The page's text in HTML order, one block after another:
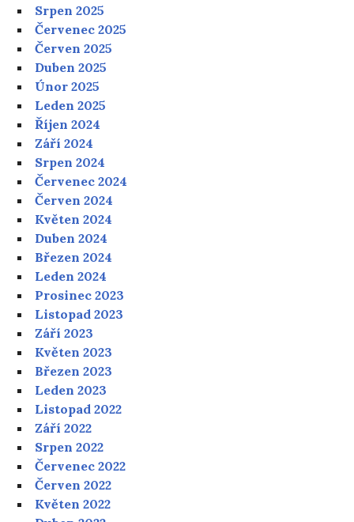
Srpen 2025
Červenec 2025
Červen 2025
Duben 2025
Únor 2025
Leden 2025
Říjen 2024
Září 2024
Srpen 2024
Červenec 2024
Červen 2024
Květen 2024
Duben 2024
Březen 2024
Leden 2024
Prosinec 2023
Listopad 2023
Září 2023
Květen 2023
Březen 2023
Leden 2023
Listopad 2022
Září 2022
Srpen 2022
Červenec 2022
Červen 2022
Květen 2022